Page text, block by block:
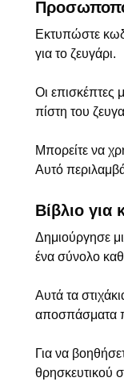
Εκτυπώστε
για το ζευγάρι.
Οι επισκέπτες
πίστη του
Μπορείτε να
Αυτό
Βίβλιο για
Δημιούργησε
ένα σύνολο
Αυτά τα
αποσπάσματα
Για να
θρησκευτικού